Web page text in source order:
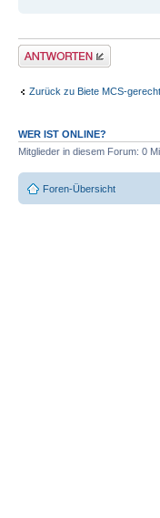
Antwort erstellen
Zurück zu Biete MCS-
WER IST ONLINE?
Mitglieder in diesem Forum: 0
Foren-Übersicht